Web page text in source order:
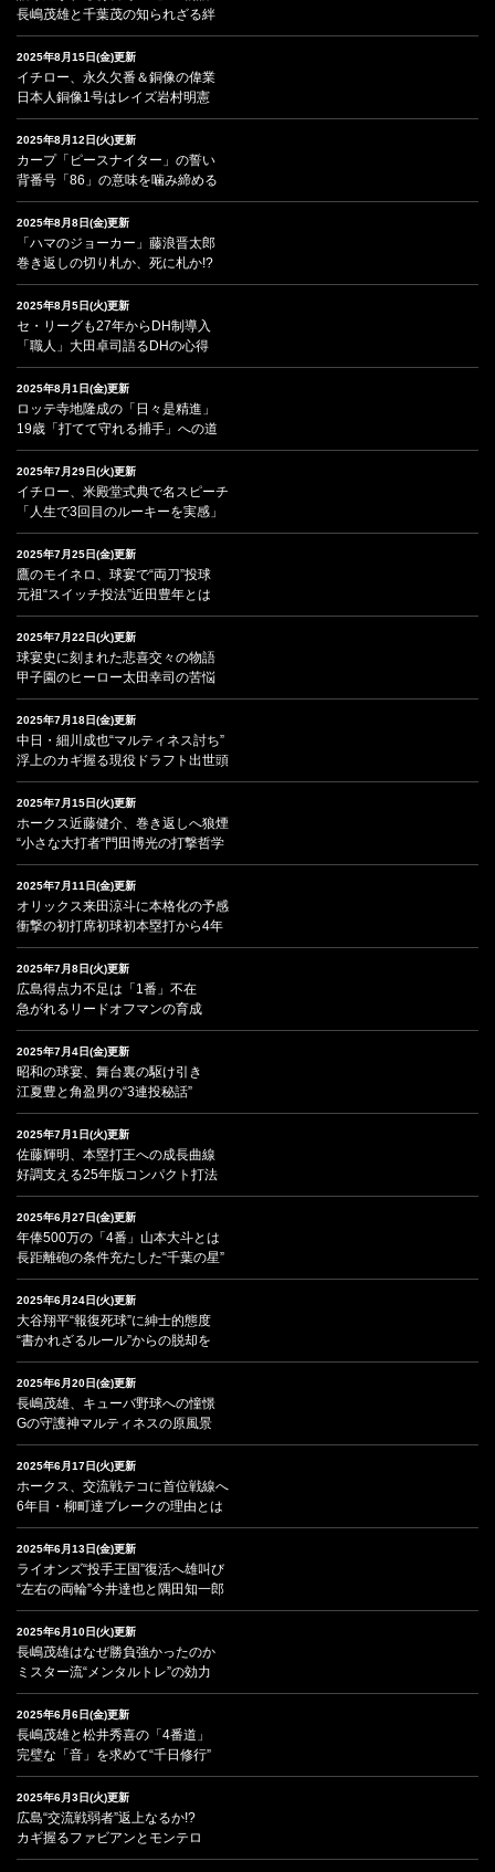
長嶋茂雄と千葉茂の知られざる絆
2025年8月15日(金)更新
イチロー、永久欠番＆銅像の偉業
日本人銅像1号はレイズ岩村明憲
2025年8月12日(火)更新
カープ「ピースナイター」の誓い
背番号「86」の意味を噛み締める
2025年8月8日(金)更新
「ハマのジョーカー」藤浪晋太郎
巻き返しの切り札か、死に札か!?
2025年8月5日(火)更新
セ・リーグも27年からDH制導入
「職人」大田卓司語るDHの心得
2025年8月1日(金)更新
ロッテ寺地隆成の「日々是精進」
19歳「打てて守れる捕手」への道
2025年7月29日(火)更新
イチロー、米殿堂式典で名スピーチ
「人生で3回目のルーキーを実感」
2025年7月25日(金)更新
鷹のモイネロ、球宴で“両刀”投球
元祖“スイッチ投法”近田豊年とは
2025年7月22日(火)更新
球宴史に刻まれた悲喜交々の物語
甲子園のヒーロー太田幸司の苦悩
2025年7月18日(金)更新
中日・細川成也“マルティネス討ち”
浮上のカギ握る現役ドラフト出世頭
2025年7月15日(火)更新
ホークス近藤健介、巻き返しへ狼煙
“小さな大打者”門田博光の打撃哲学
2025年7月11日(金)更新
オリックス来田涼斗に本格化の予感
衝撃の初打席初球初本塁打から4年
2025年7月8日(火)更新
広島得点力不足は「1番」不在
急がれるリードオフマンの育成
2025年7月4日(金)更新
昭和の球宴、舞台裏の駆け引き
江夏豊と角盈男の“3連投秘話”
2025年7月1日(火)更新
佐藤輝明、本塁打王への成長曲線
好調支える25年版コンパクト打法
2025年6月27日(金)更新
年俸500万の「4番」山本大斗とは
長距離砲の条件充たした“千葉の星”
2025年6月24日(火)更新
大谷翔平“報復死球”に紳士的態度
“書かれざるルール”からの脱却を
2025年6月20日(金)更新
長嶋茂雄、キューバ野球への憧憬
Gの守護神マルティネスの原風景
2025年6月17日(火)更新
ホークス、交流戦テコに首位戦線へ
6年目・柳町達ブレークの理由とは
2025年6月13日(金)更新
ライオンズ“投手王国”復活へ雄叫び
“左右の両輪”今井達也と隅田知一郎
2025年6月10日(火)更新
長嶋茂雄はなぜ勝負強かったのか
ミスター流“メンタルトレ”の効力
2025年6月6日(金)更新
長嶋茂雄と松井秀喜の「4番道」
完璧な「音」を求めて“千日修行”
2025年6月3日(火)更新
広島“交流戦弱者”返上なるか!?
カギ握るファビアンとモンテロ